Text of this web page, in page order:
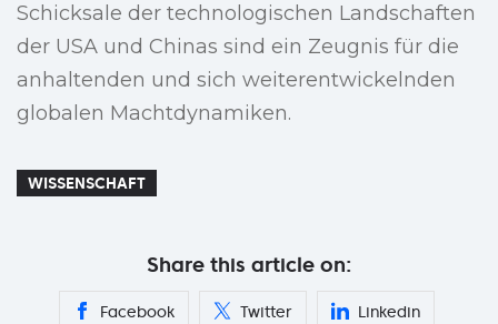
Schicksale der technologischen Landschaften
der USA und Chinas sind ein Zeugnis für die
anhaltenden und sich weiterentwickelnden
globalen Machtdynamiken.
WISSENSCHAFT
Share this article on:
Facebook Twitter Linkedin